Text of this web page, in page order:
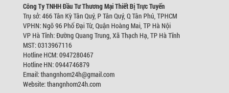
Công Ty TNHH Đầu Tư Thương Mại Thiết Bị Trực Tuyến
Trụ sở: 466 Tân Kỳ Tân Quý, P Tân Quý, Q Tân Phú, TPHCM
VPHN: Ngõ 96 Phố Đại Từ, Quận Hoàng Mai, TP Hà Nội
VP Hà Tĩnh: Đường Quang Trung, Xã Thạch Hạ, TP Hà Tĩnh
MST: 0313967116
Hotline HCM: 0947280467
Hotline HN: 0944746879
Email: thangnhom24h@gmail.com
Website: thangnhom24h.com